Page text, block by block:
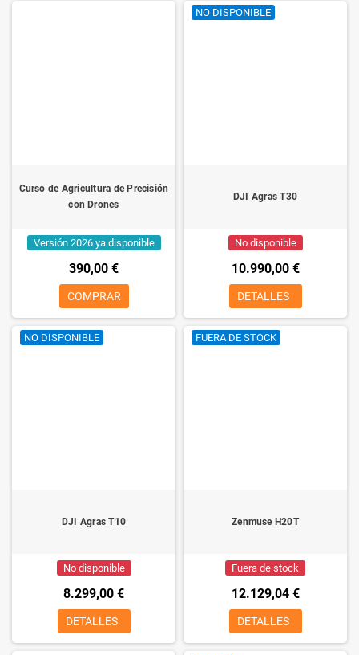
Curso de Agricultura de Precisión
con Drones
Versión 2026 ya disponible
390,00 €
COMPRAR
NO DISPONIBLE
DJI Agras T30
No disponible
10.990,00 €
DETALLES
NO DISPONIBLE
DJI Agras T10
No disponible
8.299,00 €
DETALLES
FUERA DE STOCK
Zenmuse H20T
Fuera de stock
12.129,04 €
DETALLES